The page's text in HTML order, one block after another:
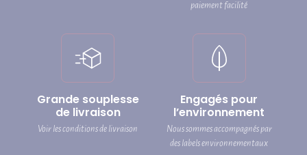
paiement facilité
Grande souplesse
de livraison
Voir les conditions de livraison
Engagés pour
l’environnement
Nous sommes accompagnés par
des labels environnementaux